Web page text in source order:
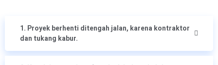
1. Proyek berhenti ditengah jalan, karena kontraktor
dan tukang kabur.